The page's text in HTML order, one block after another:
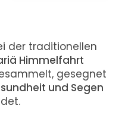
der traditionellen
Himmelfahrt
gesegnet
und Segen